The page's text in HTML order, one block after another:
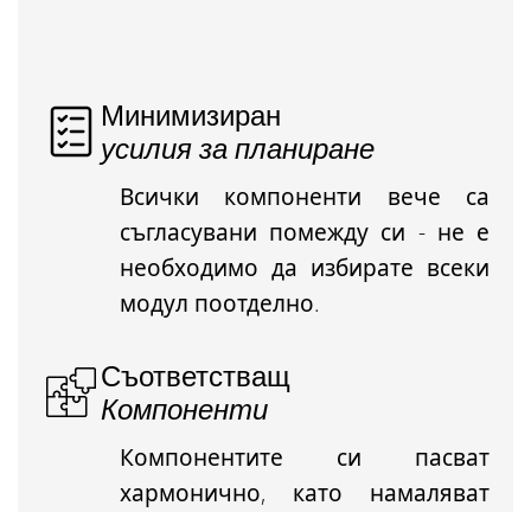
Минимизиран
усилия за планиране
Всички компоненти вече са
съгласувани помежду си - не е
необходимо да избирате всеки
модул поотделно.
Съответстващ
Компоненти
Компонентите си пасват
хармонично, като намаляват